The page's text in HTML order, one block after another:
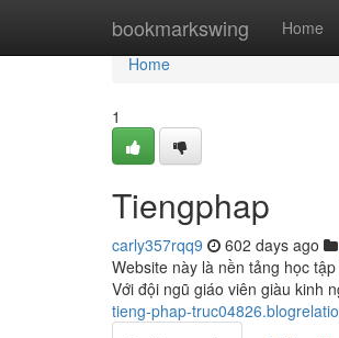
bookmarkswing Home
Home
Home
1
Tiengphap
carly357rqq9 602 days ago
Website này là nền tảng học
Với đội ngũ giáo viên giàu kinh
tieng-phap-